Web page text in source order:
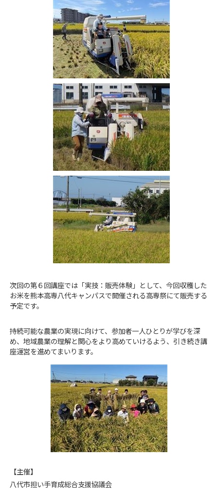
次回の第６回講座では「実技：販売体験」として、今回収穫した
お米を熊本高専八代キャンパスで開催される高専祭にて販売する
予定です。
持続可能な農業の実現に向けて、参加者一人ひとりが学びを深
め、地域農業の理解と関心をより高めていけるよう、引き続き講
座運営を進めてまいります。
【主催】
八代市担い手育成総合支援協議会